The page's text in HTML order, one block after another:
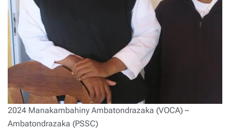
2024 Manakambahiny Ambatondrazaka (VOCA) –
Ambatondrazaka (PSSC)